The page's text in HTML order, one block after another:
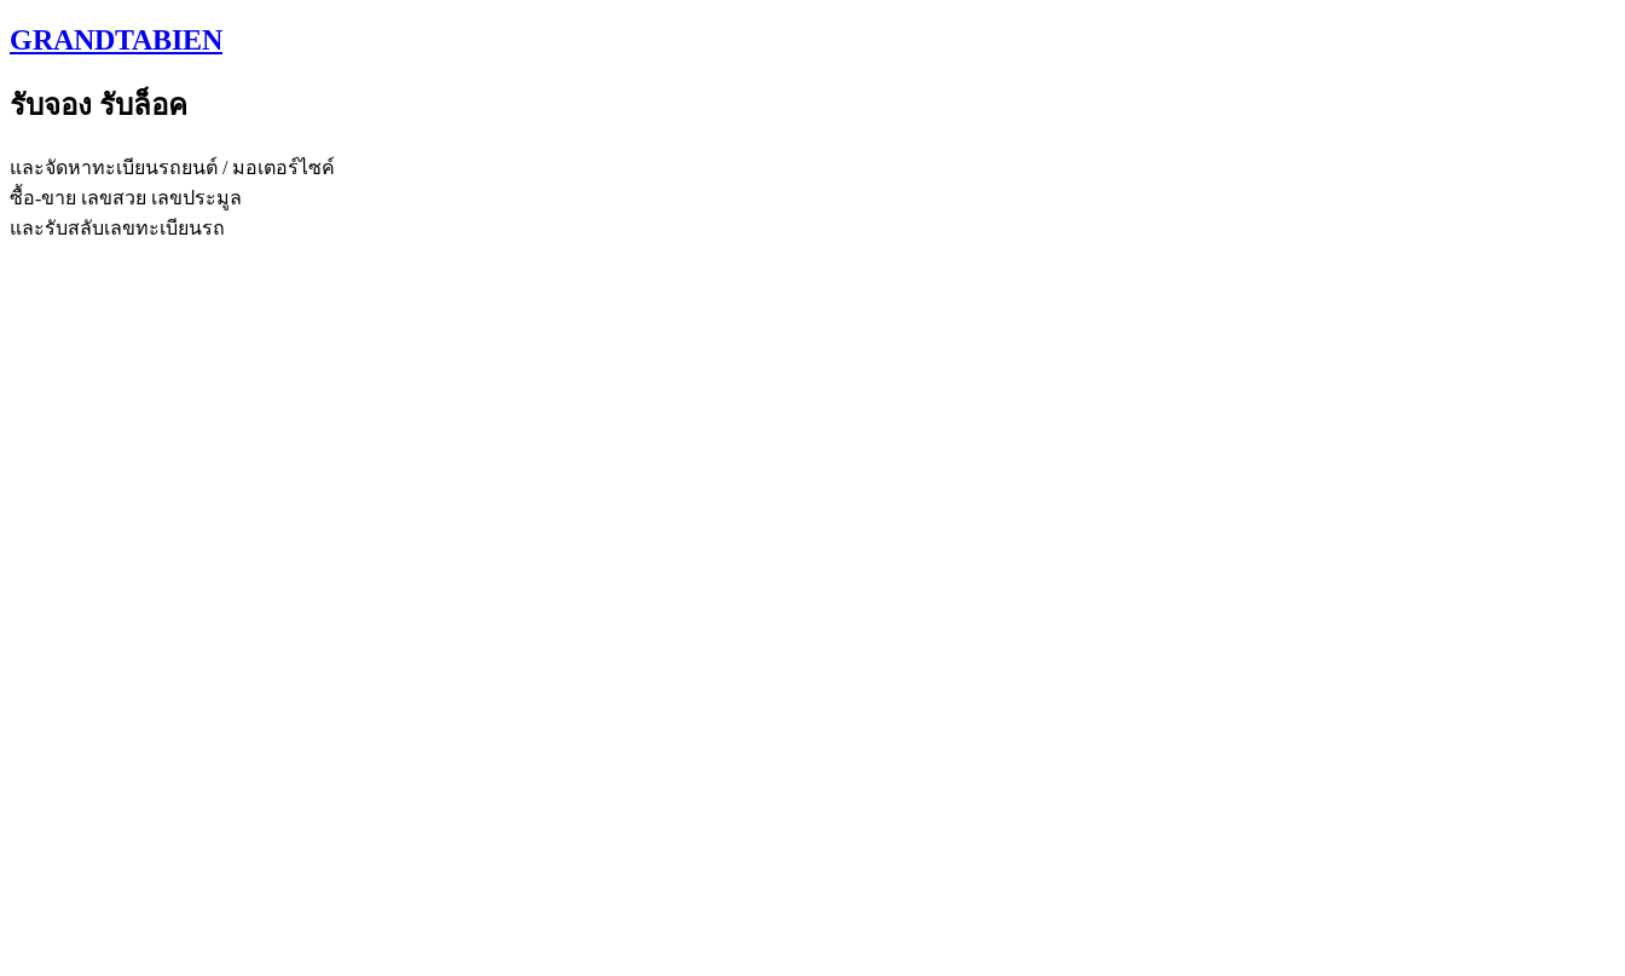
Skip
to
GRANDTABIEN
รับจอง รับล็อค
และจัดหาทะเบียนรถยนต์ / มอเตอร์ไซค์
ซื้อ-ขาย เลขสวย เลขประมูล
และรับสลับเลขทะเบียนรถ